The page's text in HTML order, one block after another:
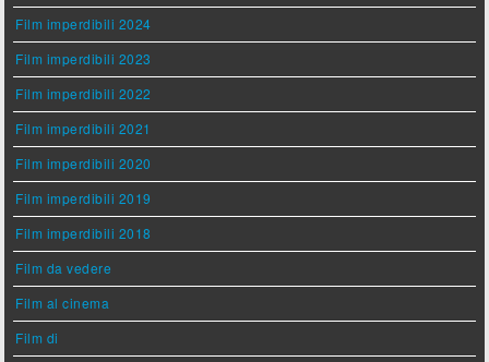
Film imperdibili 2024
Film imperdibili 2023
Film imperdibili 2022
Film imperdibili 2021
Film imperdibili 2020
Film imperdibili 2019
Film imperdibili 2018
Film da vedere
Film al cinema
Film di